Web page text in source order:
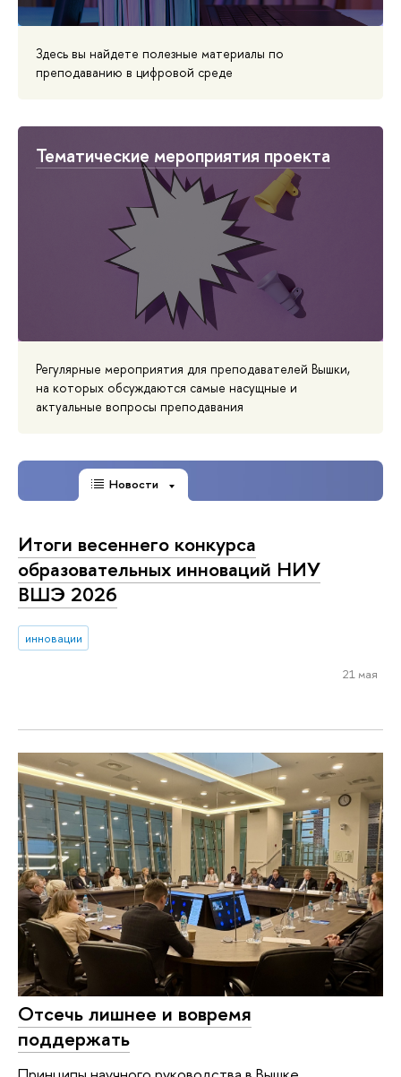
Здесь вы найдете полезные материалы по
преподаванию в цифровой среде
Тематические мероприятия проекта
Регулярные мероприятия для преподавателей Вышки,
на которых обсуждаются самые насущные и
актуальные вопросы преподавания
Новости
Итоги весеннего конкурса
образовательных инноваций НИУ
ВШЭ 2026
инновации
21 мая
Отсечь лишнее и вовремя
поддержать